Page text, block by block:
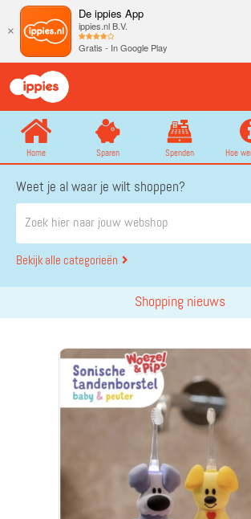
×
De ippies App
ippies.nl B.V.
Gratis - In Google Play
Home Sparen Spenden Hoe
Weet je al waar je wilt shoppen?
Bekijk alle categorieën
Shopping nieuws